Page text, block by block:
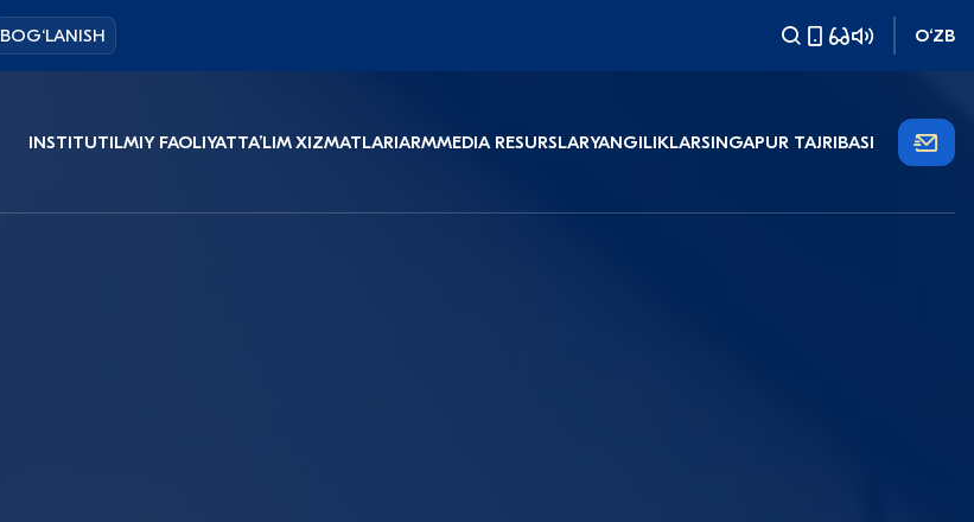
BOG‘LANISH O‘ZB
INSTITUTILMIY FAOLIYATTAʼLIM XIZMATLARIARMMEDIA RESURSLARYANGILIKLARSINGAPUR TAJRIBASI